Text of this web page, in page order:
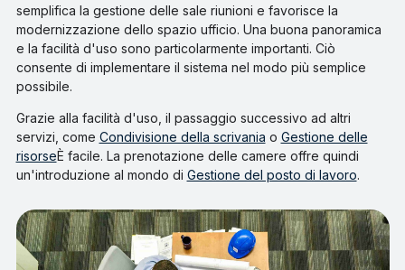
semplifica la gestione delle sale riunioni e favorisce la
modernizzazione dello spazio ufficio. Una buona panoramica
e la facilità d'uso sono particolarmente importanti. Ciò
consente di implementare il sistema nel modo più semplice
possibile.
Grazie alla facilità d'uso, il passaggio successivo ad altri
servizi, come Condivisione della scrivania o Gestione delle
risorseÈ facile. La prenotazione delle camere offre quindi
un'introduzione al mondo di Gestione del posto di lavoro.